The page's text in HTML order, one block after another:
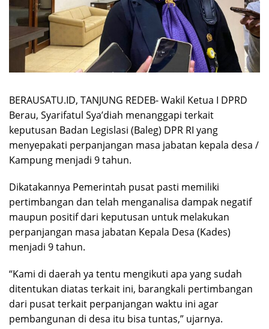
BERAUSATU.ID, TANJUNG REDEB- Wakil Ketua I DPRD
Berau, Syarifatul Sya’diah menanggapi terkait
keputusan Badan Legislasi (Baleg) DPR RI yang
menyepakati perpanjangan masa jabatan kepala desa /
Kampung menjadi 9 tahun.
Dikatakannya Pemerintah pusat pasti memiliki
pertimbangan dan telah menganalisa dampak negatif
maupun positif dari keputusan untuk melakukan
perpanjangan masa jabatan Kepala Desa (Kades)
menjadi 9 tahun.
“Kami di daerah ya tentu mengikuti apa yang sudah
ditentukan diatas terkait ini, barangkali pertimbangan
dari pusat terkait perpanjangan waktu ini agar
pembangunan di desa itu bisa tuntas,” ujarnya.